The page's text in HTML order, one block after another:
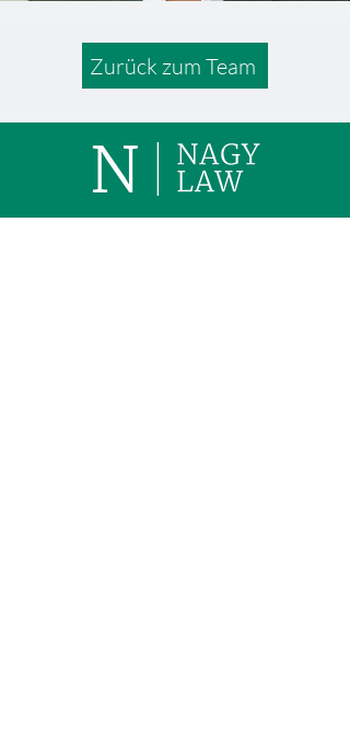
Zurück zum Team